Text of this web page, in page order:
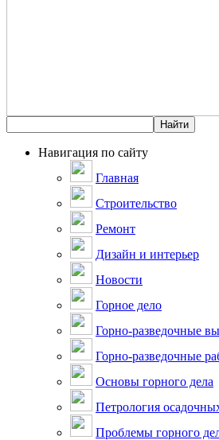
Навигация по сайту
Главная
Строительство
Ремонт
Дизайн и интерьер
Новости
Горное дело
Горно-разведочные
Горно-разведочные
Основы горного дела
Петрология
Проблемы горного